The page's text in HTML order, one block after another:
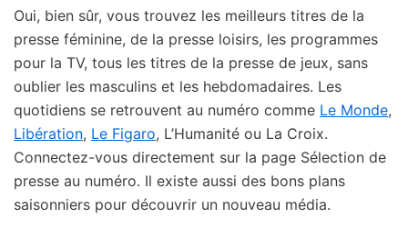
Oui, bien sûr, vous trouvez les meilleurs titres de la
presse féminine, de la presse loisirs, les programmes
pour la TV, tous les titres de la presse de jeux, sans
oublier les masculins et les hebdomadaires. Les
quotidiens se retrouvent au numéro comme Le Monde,
Libération, Le Figaro, L’Humanité ou La Croix.
Connectez-vous directement sur la page Sélection de
presse au numéro. Il existe aussi des bons plans
saisonniers pour découvrir un nouveau média.